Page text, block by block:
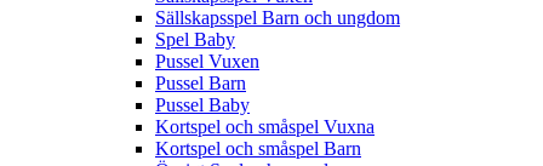
Sällskapsspel Barn och ungdom
Spel Baby
Pussel Vuxen
Pussel Barn
Pussel Baby
Kortspel och småspel Vuxna
Kortspel och småspel Barn